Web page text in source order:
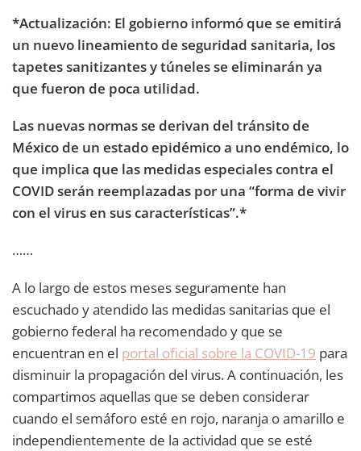
*Actualización: El gobierno informó que se emitirá
un nuevo lineamiento de seguridad sanitaria, los
tapetes sanitizantes y túneles se eliminarán ya
que fueron de poca utilidad.
Las nuevas normas se derivan del tránsito de
México de un estado epidémico a uno endémico, lo
que implica que las medidas especiales contra el
COVID serán reemplazadas por una “forma de vivir
con el virus en sus características”.*
……
A lo largo de estos meses seguramente han
escuchado y atendido las medidas sanitarias que el
gobierno federal ha recomendado y que se
encuentran en el portal oficial sobre la COVID-19 para
disminuir la propagación del virus. A continuación, les
compartimos aquellas que se deben considerar
cuando el semáforo esté en rojo, naranja o amarillo e
independientemente de la actividad que se esté